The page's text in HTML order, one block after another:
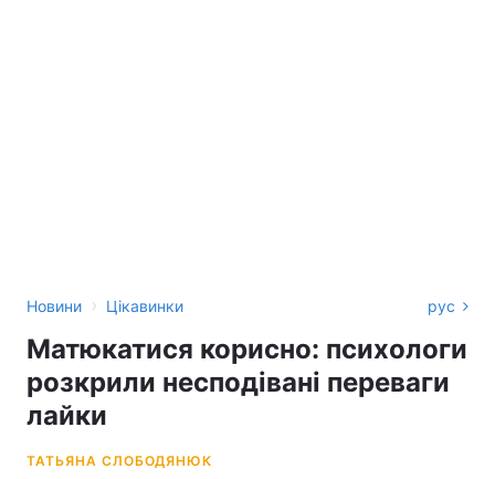
Новини › Цікавинки рус
Матюкатися корисно: психологи
розкрили несподівані переваги
лайки
ТАТЬЯНА СЛОБОДЯНЮК